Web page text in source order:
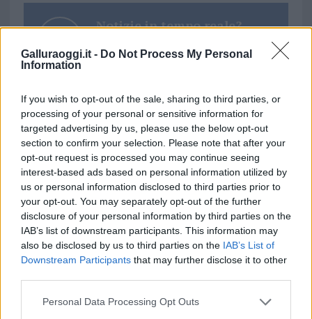
Galluraoggi.it - Do Not Process My Personal
Information
If you wish to opt-out of the sale, sharing to third parties, or
processing of your personal or sensitive information for
targeted advertising by us, please use the below opt-out
section to confirm your selection. Please note that after your
opt-out request is processed you may continue seeing
interest-based ads based on personal information utilized by
us or personal information disclosed to third parties prior to
your opt-out. You may separately opt-out of the further
disclosure of your personal information by third parties on the
IAB’s list of downstream participants. This information may
also be disclosed by us to third parties on the IAB’s List of
Downstream Participants that may further disclose it to other
Please note that this website/app uses one or more Google
Personal Data Processing Opt Outs
Notizie in tempo reale?
GalluraOggi.it
Inviaci le tue segnalazioni,
i tuoi video e le tue foto
Su WhatsApp al numero +39
345 356 7512
Ricevi le nostre ultime news
daGoogle News